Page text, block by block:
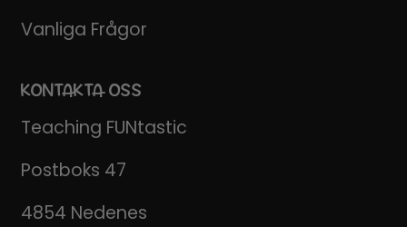
Vanliga Frågor
KONTAKTA OSS
Teaching FUNtastic
Postboks 47
4854 Nedenes